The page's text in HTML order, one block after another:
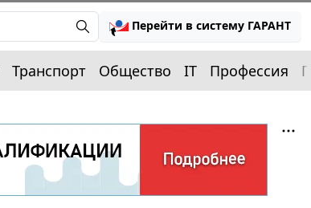
Перейти в систему ГАРАНТ
Транспорт Общество IT Профессия